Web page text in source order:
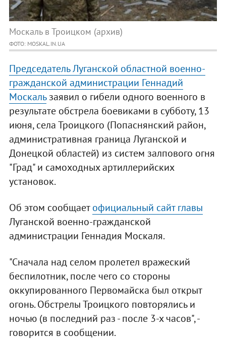
Москаль в Троицком (архив)
ФОТО: MOSKAL.IN.UA
Председатель Луганской областной военно-
гражданской администрации Геннадий
Москальзаявил о гибели одного военного в
результате обстрела боевиками в субботу, 13
июня, села Троицкого (Попаснянский район,
административная граница Луганской и
Донецкой областей) из систем залпового огня
"Град" и самоходных артиллерийских
установок.
Об этом сообщаетофициальный сайт главы
Луганской военно-гражданской
администрации Геннадия Москаля.
"Сначала над селом пролетел вражеский
беспилотник, после чего со стороны
оккупированного Первомайска был открыт
огонь. Обстрелы Троицкого повторялись и
ночью (в последний раз - после 3-х часов", -
говорится в сообщении.